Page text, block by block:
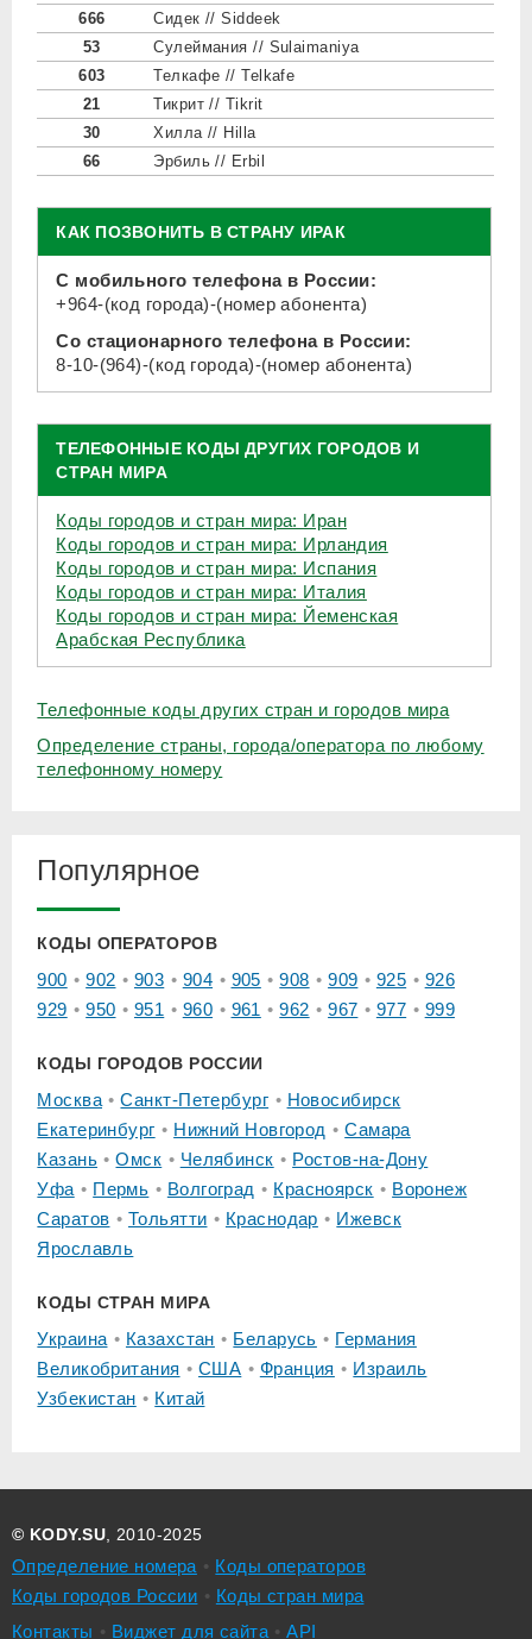
666
Сидек // Siddeek
53
Сулеймания // Sulaimaniya
603
Телкафе // Telkafe
21
Тикрит // Tikrit
30
Хилла // Hilla
66
Эрбиль // Erbil
КАК ПОЗВОНИТЬ В СТРАНУ ИРАК
С мобильного телефона в России:
+964-(код города)-(номер абонента)
Со стационарного телефона в России:
8-10-(964)-(код города)-(номер абонента)
ТЕЛЕФОННЫЕ КОДЫ ДРУГИХ ГОРОДОВ И
СТРАН МИРА
Коды городов и стран мира: Иран
Коды городов и стран мира: Ирландия
Коды городов и стран мира: Испания
Коды городов и стран мира: Италия
Коды городов и стран мира: Йеменская
Арабская Республика
Телефонные коды других стран и городов мира
Определение страны, города/оператора по любому
телефонному номеру
Популярное
КОДЫ ОПЕРАТОРОВ
900 902 903 904 905 908 909 925
926
929
950 951 960 961 962 967 977 999
КОДЫ ГОРОДОВ РОССИИ
Москва Санкт-Петербург
Новосибирск
Екатеринбург
Нижний Новгород
Самара
Казань
Омск Челябинск
Ростов-на-Дону
Уфа
Пермь Волгоград Красноярск
Воронеж
Саратов
Тольятти Краснодар
Ижевск
Ярославль
КОДЫ СТРАН МИРА
Украина Казахстан Беларусь
Германия
Великобритания
США Франция
Израиль
Узбекистан
Китай
© KODY.SU, 2010-2025
Определение номера
Коды операторов
Коды городов России
Коды стран мира
Контакты
Виджет для сайта API